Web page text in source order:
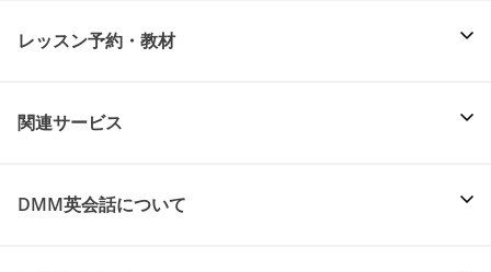
レッスン予約・教材
関連サービス
DMM英会話について